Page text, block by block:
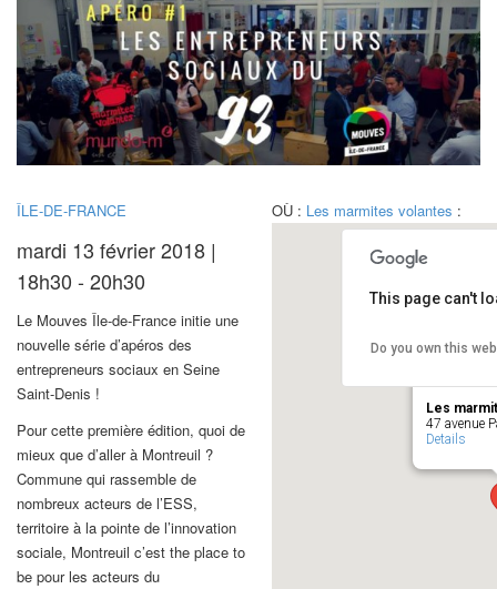
ÎLE-DE-FRANCE
mardi 13 février 2018 |
18h30 - 20h30
Le Mouves Île-de-France initie une
nouvelle série d’apéros des
entrepreneurs sociaux en Seine
Saint-Denis !
Pour cette première édition, quoi de
mieux que d’aller à Montreuil ?
Commune qui rassemble de
nombreux acteurs de l’ESS,
territoire à la pointe de l’innovation
sociale, Montreuil c’est the place to
be pour les acteurs du
OÙ : Les marmites volantes :
Les
47 avenue
Details
This page can't
Do you own this